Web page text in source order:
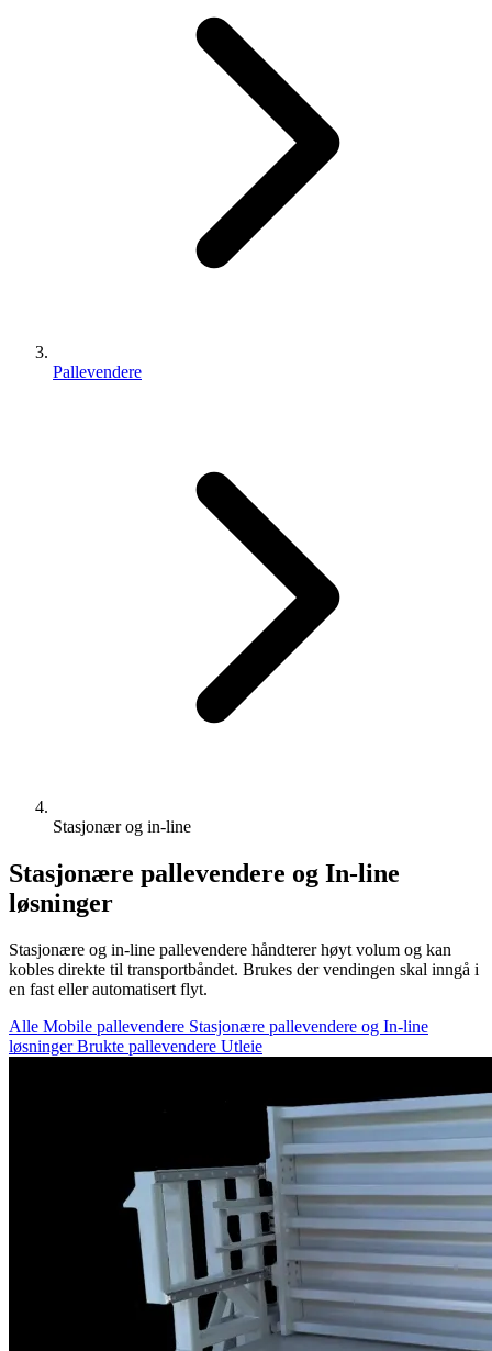
Pallevendere
Stasjonær og in-line
Stasjonære pallevendere og In-line
løsninger
Stasjonære og in-line pallevendere håndterer høyt volum og kan
kobles direkte til transportbåndet. Brukes der vendingen skal inngå i
en fast eller automatisert flyt.
Alle Mobile pallevendere Stasjonære pallevendere og In-line
løsningerBrukte pallevendere Utleie